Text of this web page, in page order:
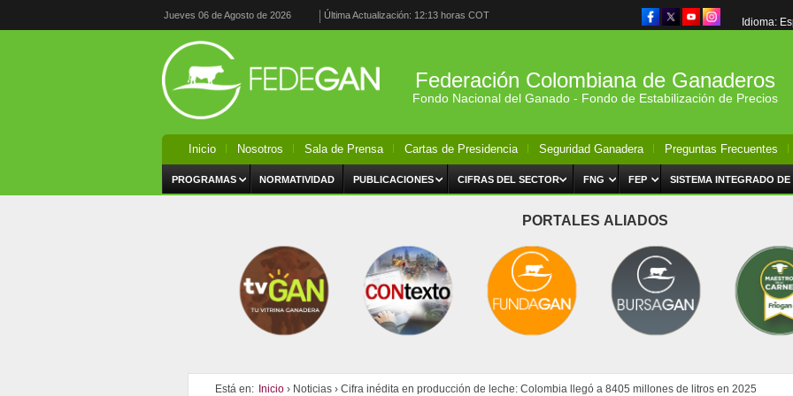
Jueves 06 de Agosto de 2026 Última Actualización: 12:13 horas COT
Idioma:
Federación Colombiana de Ganaderos
Fondo Nacional del Ganado - Fondo de Estabilización de Precios
Inicio Nosotros Sala de Prensa Cartas de Presidencia Seguridad Ganadera Preguntas Frecuentes
PROGRAMAS NORMATIVIDAD PUBLICACIONES CIFRAS DEL SECTOR FNG FEP SISTEMA INTEGRADO DE
PORTALES ALIADOS
Está en: Inicio › Noticias › Cifra inédita en producción de leche: Colombia llegó a 8405 millones de litros en 2025